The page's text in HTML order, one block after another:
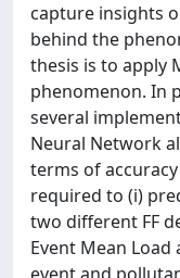
capture insights
behind the
thesis is to apply
phenomenon. In
several
Neural Network
terms of
required to (i)
two different FF
Event Mean